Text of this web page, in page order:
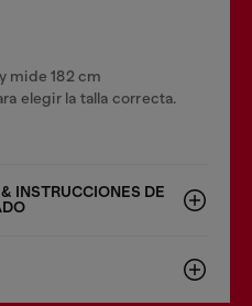
mide 182 cm
elegir la talla correcta.
INSTRUCCIONES DE